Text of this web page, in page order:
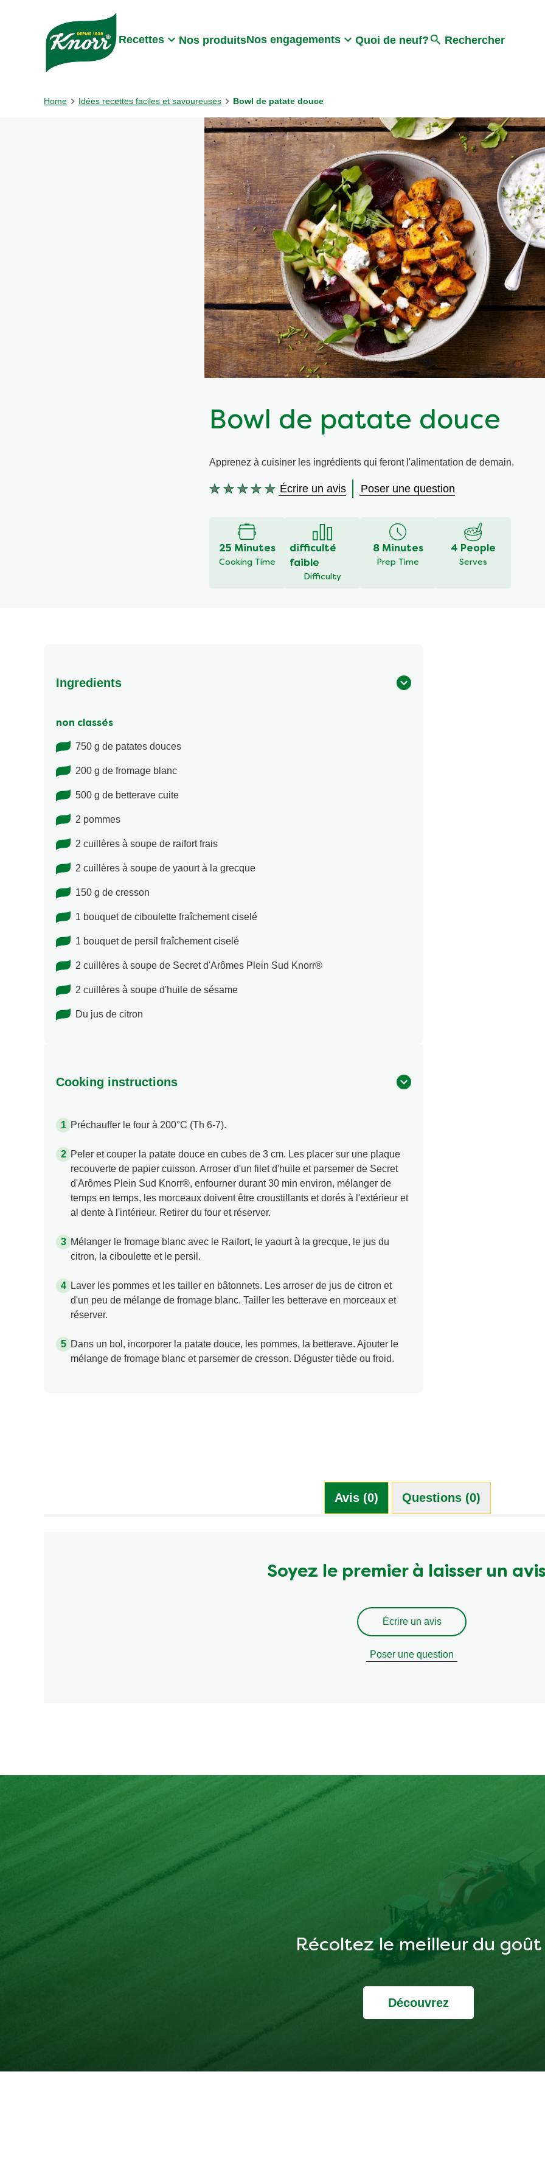
Recettes Nos produitsNos engagements Quoi de neuf? Rechercher
Home Idées recettes faciles et savoureuses Bowl de patate douce
Bowl de patate douce
Apprenez à cuisiner les ingrédients qui feront l'alimentation de demain.
Aucune
recipe
Écrire un avis Poser une question
25 Minutes
Cooking Time
difficulté
faible
Difficulty
8 Minutes
Prep Time
4 People
Serves
Ingredients
non classés
750 g de patates douces
200 g de fromage blanc
500 g de betterave cuite
2 pommes
2 cuillères à soupe de raifort frais
2 cuillères à soupe de yaourt à la grecque
150 g de cresson
1 bouquet de ciboulette fraîchement ciselé
1 bouquet de persil fraîchement ciselé
2 cuillères à soupe de Secret d'Arômes Plein Sud Knorr®
2 cuillères à soupe d'huile de sésame
Du jus de citron
Cooking instructions
Préchauffer le four à 200°C (Th 6-7).
Peler et couper la patate douce en cubes de 3 cm. Les placer sur une plaque
recouverte de papier cuisson. Arroser d'un filet d'huile et parsemer de Secret
d'Arômes Plein Sud Knorr®, enfourner durant 30 min environ, mélanger de
temps en temps, les morceaux doivent être croustillants et dorés à l'extérieur et
al dente à l'intérieur. Retirer du four et réserver.
Mélanger le fromage blanc avec le Raifort, le yaourt à la grecque, le jus du
citron, la ciboulette et le persil.
Laver les pommes et les tailler en bâtonnets. Les arroser de jus de citron et
d'un peu de mélange de fromage blanc. Tailler les betterave en morceaux et
réserver.
Dans un bol, incorporer la patate douce, les pommes, la betterave. Ajouter le
mélange de fromage blanc et parsemer de cresson. Déguster tiède ou froid.
Avis (0) Questions (0)
Soyez le premier à laisser un
Écrire un avis
Poser une question
Récoltez le meilleur du goût
Découvrez